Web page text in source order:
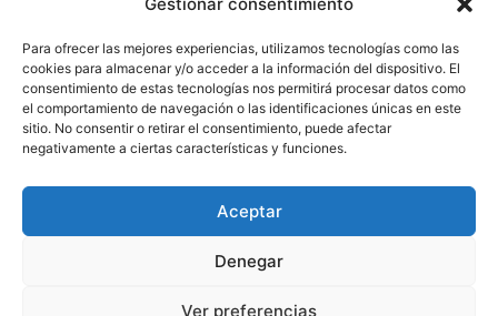
Para ofrecer las mejores experiencias, utilizamos tecnologías como las
cookies para almacenar y/o acceder a la información del dispositivo. El
consentimiento de estas tecnologías nos permitirá procesar datos como
el comportamiento de navegación o las identificaciones únicas en este
sitio. No consentir o retirar el consentimiento, puede afectar
negativamente a ciertas características y funciones.
Aceptar
Denegar
Ver preferencias
Aviso legal
info@astucespain.org